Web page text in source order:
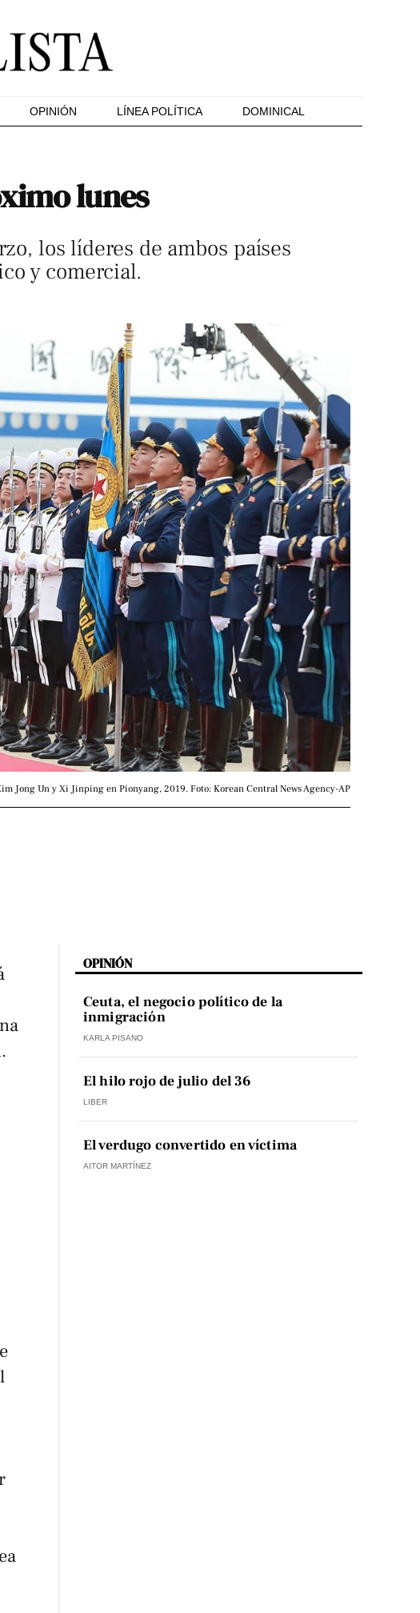
OPINIÓN LÍNEA POLÍTICA DOMINICAL
lunes
los líderes de ambos países
y comercial.
Jong Un y Xi Jinping en Pionyang, 2019. Foto: Korean Central News Agency-AP
OPINIÓN
Ceuta, el negocio político de la
inmigración
KARLA PISANO
El hilo rojo de julio del 36
LIBER
El verdugo convertido en víctima
AITOR MARTÍNEZ